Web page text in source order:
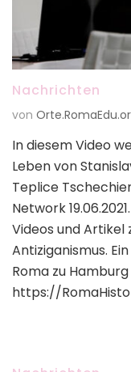
Nachrichten
von
In diesem Video
Leben von
Teplice
Network
Videos und Artikel
Antiziganismus.
Roma zu
https://